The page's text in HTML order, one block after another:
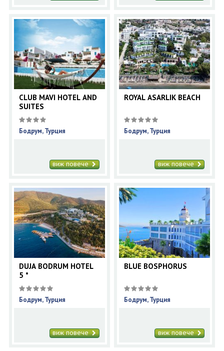
CLUB MAVI HOTEL AND
SUITES
Бодрум, Турция
виж повече
ROYAL ASARLIK BEACH
Бодрум, Турция
виж повече
DUJA BODRUM HOTEL
5 *
Бодрум, Турция
виж повече
BLUE BOSPHORUS
Бодрум, Турция
виж повече